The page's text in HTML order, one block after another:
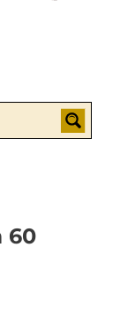
60